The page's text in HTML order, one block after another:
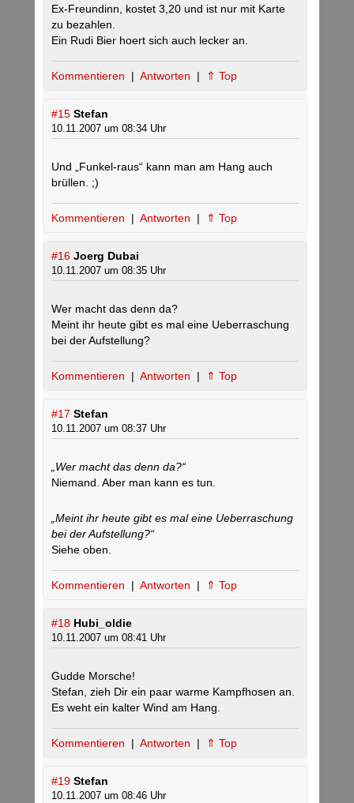
Ex-Freundinn, kostet 3,20 und ist nur mit Karte
zu bezahlen.
Ein Rudi Bier hoert sich auch lecker an.
Kommentieren | Antworten | ⇑ Top
#15 Stefan
10.11.2007 um 08:34 Uhr
Und „Funkel-raus“ kann man am Hang auch
brüllen. ;)
Kommentieren | Antworten | ⇑ Top
#16 Joerg Dubai
10.11.2007 um 08:35 Uhr
Wer macht das denn da?
Meint ihr heute gibt es mal eine Ueberraschung
bei der Aufstellung?
Kommentieren | Antworten | ⇑ Top
#17 Stefan
10.11.2007 um 08:37 Uhr
„Wer macht das denn da?“
Niemand. Aber man kann es tun.
„Meint ihr heute gibt es mal eine Ueberraschung
bei der Aufstellung?“
Siehe oben.
Kommentieren | Antworten | ⇑ Top
#18 Hubi_oldie
10.11.2007 um 08:41 Uhr
Gudde Morsche!
Stefan, zieh Dir ein paar warme Kampfhosen an.
Es weht ein kalter Wind am Hang.
Kommentieren | Antworten | ⇑ Top
#19 Stefan
10.11.2007 um 08:46 Uhr